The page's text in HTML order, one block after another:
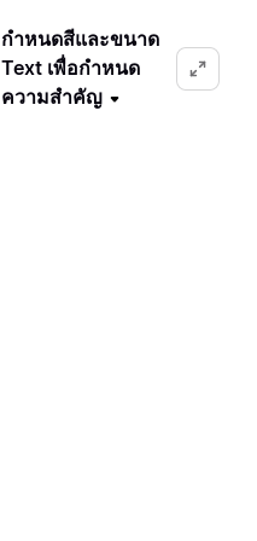
กำหนดสีและขนาด
Text เพื่อกำหนด
ความสำคัญ